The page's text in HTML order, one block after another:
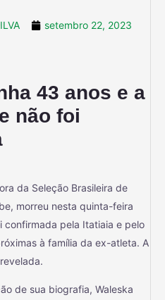
setembro 22, 2023
43 anos e a
não foi
da Seleção Brasileira de
morreu nesta quinta-feira
confirmada pela Itatiaia e pelo
à família da ex-atleta. A
de sua biografia, Waleska